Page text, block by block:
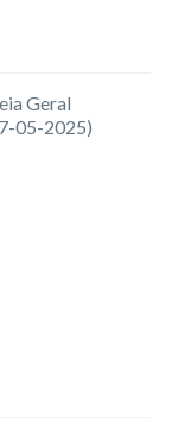
Geral
05-2025)